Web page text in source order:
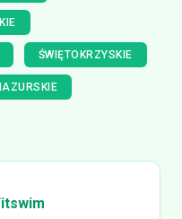
ŚWIĘTOKRZYSKIE